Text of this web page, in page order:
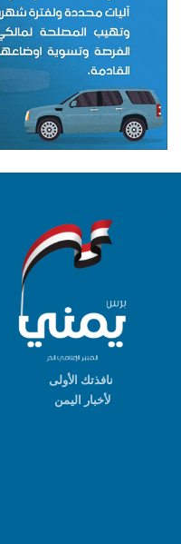
نافذتك الأولى
لأخبار اليمن